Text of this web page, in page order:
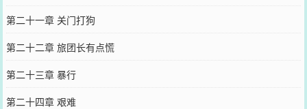
第二十一章 关门打狗
第二十二章 旅团长有点慌
第二十三章 暴行
第二十四章 艰难